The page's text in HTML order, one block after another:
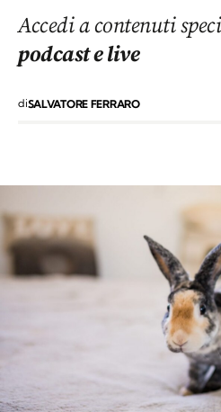
Accedi a contenuti
podcast e live
diSALVATORE FERRARO